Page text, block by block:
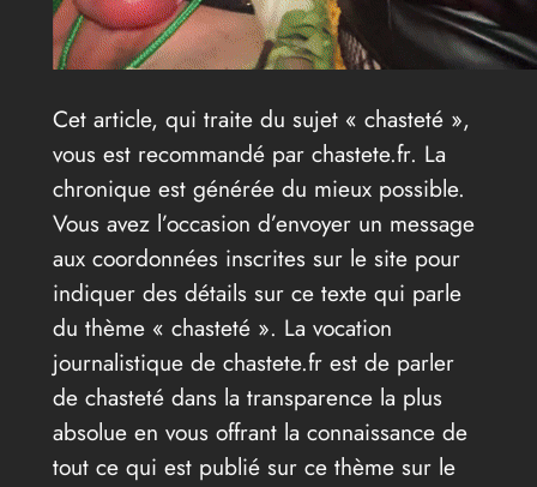
Cet article, qui traite du sujet « chasteté »,
vous est recommandé par chastete.fr. La
chronique est générée du mieux possible.
Vous avez l’occasion d’envoyer un message
aux coordonnées inscrites sur le site pour
indiquer des détails sur ce texte qui parle
du thème « chasteté ». La vocation
journalistique de chastete.fr est de parler
de chasteté dans la transparence la plus
absolue en vous offrant la connaissance de
tout ce qui est publié sur ce thème sur le